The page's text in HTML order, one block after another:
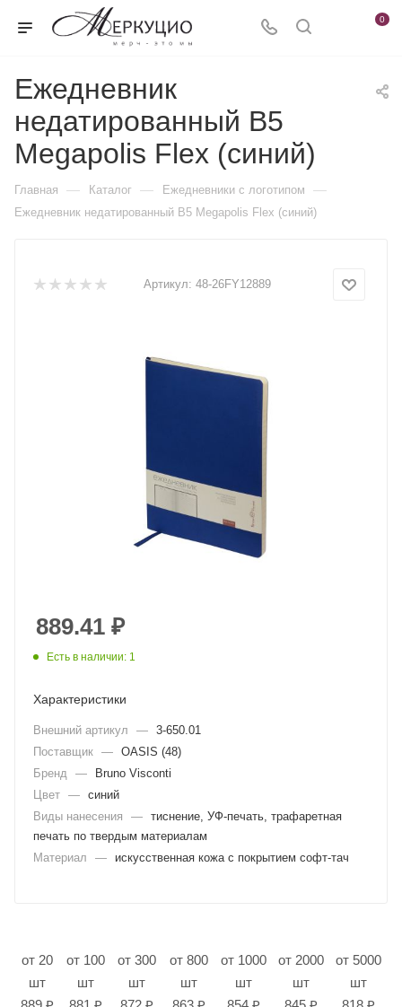
0
Ежедневник
недатированный B5
Megapolis Flex (синий)
Главная — Каталог — Ежедневники c логотипом —
Ежедневник недатированный B5 Megapolis Flex (синий)
Артикул: 48-26FY12889
889.41 ₽
Есть в наличии: 1
Характеристики
Внешний артикул — 3-650.01
Поставщик — OASIS (48)
Бренд
—
Bruno Visconti
Цвет — синий
Виды нанесения
— тиснение, УФ-печать, трафаретная
печать по твердым материалам
Материал
— искусственная кожа с покрытием софт-тач
от 20
шт
от 100
шт
от 300
шт
от 800
шт
от 1000
шт
от 2000
шт
от 5000
шт